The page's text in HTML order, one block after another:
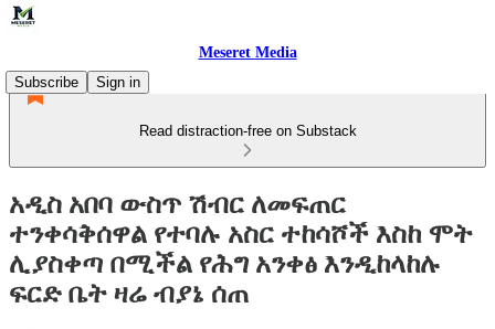
Meseret Media
Subscribe
Sign in
Read distraction-free on Substack
አዲስ አበባ ውስጥ ሽብር ለመፍጠር
ተንቀሳቅሰዋል የተባሉ አስር ተከሳሾች እስከ ሞት
ሊያስቀጣ በሚችል የሕግ አንቀፅ እንዲከላከሉ
ፍርድ ቤት ዛሬ ብያኔ ሰጠ